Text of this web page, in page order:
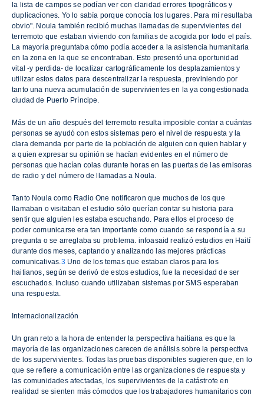
la lista de campos se podían ver con claridad errores tipográficos y
duplicaciones. Yo lo sabía porque conocía los lugares. Para mí resultaba
obvio". Noula también recibió muchas llamadas de supervivientes del
terremoto que estaban viviendo con familias de acogida por todo el país.
La mayoría preguntaba cómo podía acceder a la asistencia humanitaria
en la zona en la que se encontraban. Esto presentó una oportunidad
vital -y perdida- de localizar cartográficamente los desplazamientos y
utilizar estos datos para descentralizar la respuesta, previniendo por
tanto una nueva acumulación de supervivientes en la ya congestionada
ciudad de Puerto Príncipe.
Más de un año después del terremoto resulta imposible contar a cuántas
personas se ayudó con estos sistemas pero el nivel de respuesta y la
clara demanda por parte de la población de alguien con quien hablar y
a quien expresar su opinión se hacían evidentes en el número de
personas que hacían colas durante horas en las puertas de las emisoras
de radio y del número de llamadas a Noula.
Tanto Noula como Radio One notificaron que muchos de los que
llamaban o visitaban el estudio sólo querían contar su historia para
sentir que alguien les estaba escuchando. Para ellos el proceso de
poder comunicarse era tan importante como cuando se respondía a su
pregunta o se arreglaba su problema. infoasaid realizó estudios en Haití
durante dos meses, captando y analizando las mejores prácticas
comunicativas.3 Uno de los temas que estaban claros para los
haitianos, según se derivó de estos estudios, fue la necesidad de ser
escuchados. Incluso cuando utilizaban sistemas por SMS esperaban
una respuesta.
Internacionalización
Un gran reto a la hora de entender la perspectiva haitiana es que la
mayoría de las organizaciones carecen de análisis sobre la perspectiva
de los supervivientes. Todas las pruebas disponibles sugieren que, en lo
que se refiere a comunicación entre las organizaciones de respuesta y
las comunidades afectadas, los supervivientes de la catástrofe en
realidad se sienten más cómodos que los trabajadores humanitarios con